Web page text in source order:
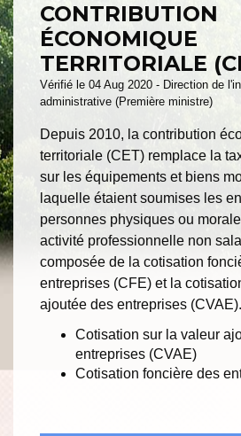
CONTRIBUTION
ÉCONOMIQUE
TERRITORIALE
Vérifié le 04 Aug 2020 - Direction de
administrative (Première ministre)
Depuis 2010, la contribution
territoriale (CET) remplace la
sur les équipements et biens
laquelle étaient soumises les
personnes physiques ou
activité professionnelle non
composée de la cotisation
entreprises (CFE) et la
ajoutée des entreprises (CVAE).
Cotisation sur la valeur
entreprises (CVAE)
Cotisation foncière des